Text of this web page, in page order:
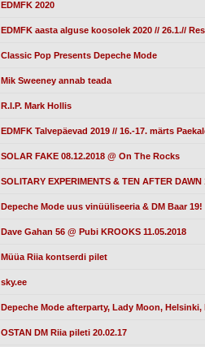
EDMFK 2020
EDMFK aasta alguse koosolek 2020 // 26.1.//
Classic Pop Presents Depeche Mode
Mik Sweeney annab teada
R.I.P. Mark Hollis
EDMFK Talvepäevad 2019 // 16.-17. märts
SOLAR FAKE 08.12.2018 @ On The Rocks
SOLITARY EXPERIMENTS & TEN AFTER
Depeche Mode uus vinüüliseeria & DM Baar 19!
Dave Gahan 56 @ Pubi KROOKS 11.05.2018
Müüa Riia kontserdi pilet
sky.ee
Depeche Mode afterparty, Lady Moon, Helsinki,
OSTAN DM Riia pileti 20.02.17